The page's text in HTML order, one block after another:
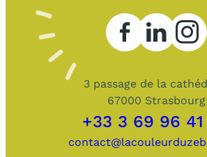
3 passage de la
67000 Strasbourg
+33 3 69 96